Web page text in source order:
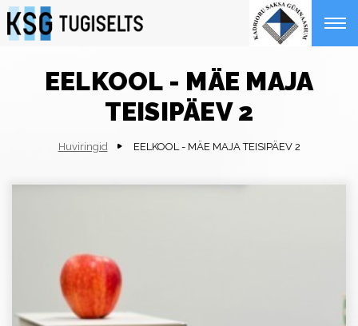
EELKOOL - MÄE MAJA
TEISIPÄEV 2
Huviringid EELKOOL - MÄE MAJA TEISIPÄEV 2